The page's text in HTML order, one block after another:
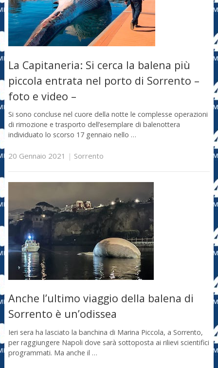
La Capitaneria: Si cerca la balena più
piccola entrata nel porto di Sorrento –
foto e video –
Si sono concluse nel cuore della notte le complesse operazioni
di rimozione e trasporto dell’esemplare di balenottera
individuato lo scorso 17 gennaio nello …
20 Gennaio 2021 | Sorrento
Anche l’ultimo viaggio della balena di
Sorrento è un’odissea
Ieri sera ha lasciato la banchina di Marina Piccola, a Sorrento,
per raggiungere Napoli dove sarà sottoposta ai rilievi scientifici
programmati. Ma anche il …